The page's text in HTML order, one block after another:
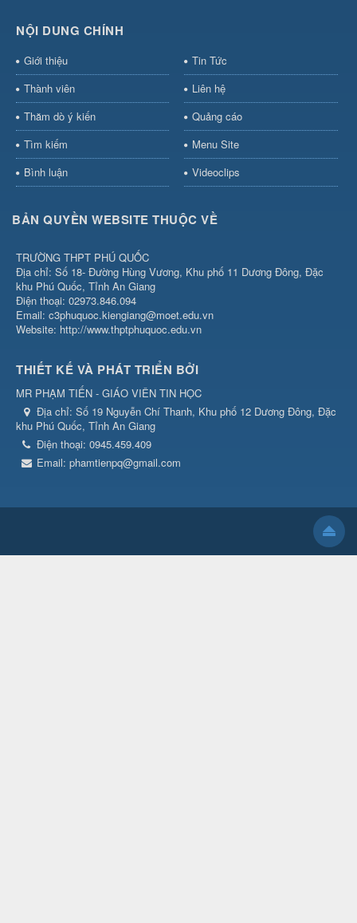
NỘI DUNG CHÍNH
Giới thiệu
Tin Tức
Thành viên
Liên hệ
Thăm dò ý kiến
Quảng cáo
Tìm kiếm
Menu Site
Bình luận
Videoclips
BẢN QUYỀN WEBSITE THUỘC VỀ
TRƯỜNG THPT PHÚ QUỐC
Địa chỉ: Số 18- Đường Hùng Vương, Khu phố 11 Dương Đông, Đặc
khu Phú Quốc, Tỉnh An Giang
Điện thoại: 02973.846.094
Email: c3phuquoc.kiengiang@moet.edu.vn
Website: http://www.thptphuquoc.edu.vn
THIẾT KẾ VÀ PHÁT TRIỂN BỞI
MR PHẠM TIẾN - GIÁO VIÊN TIN HỌC
Địa chỉ: Số 19 Nguyễn Chí Thanh, Khu phố 12 Dương Đông, Đặc
khu Phú Quốc, Tỉnh An Giang
Điện thoại: 0945.459.409
Email: phamtienpq@gmail.com